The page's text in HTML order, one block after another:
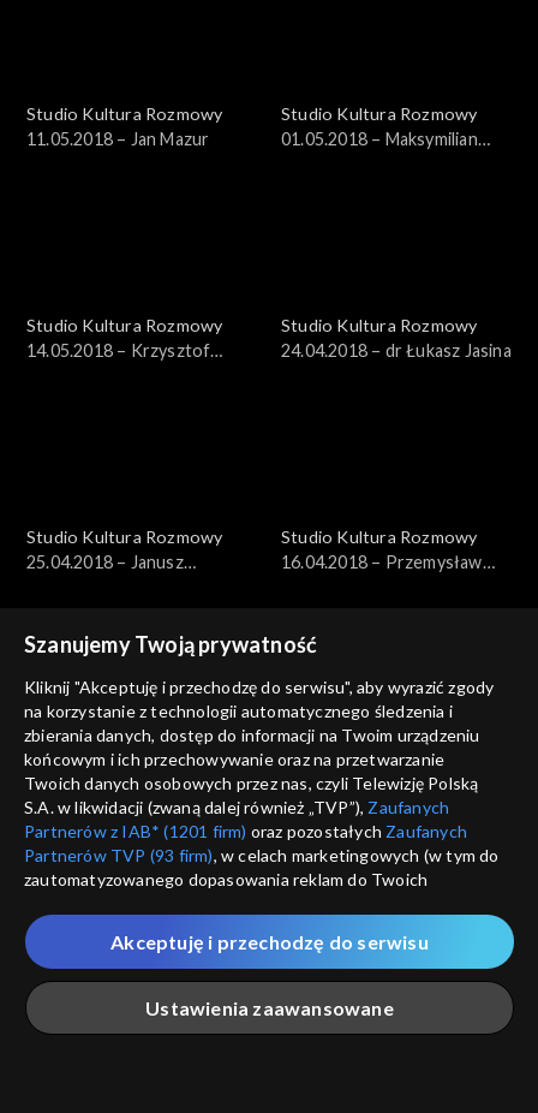
Studio Kultura Rozmowy
11.05.2018 – Jan Mazur
Studio Kultura Rozmowy
01.05.2018 – Maksymilian
Studio Kultura Rozmowy
14.05.2018 – Krzysztof
Studio Kultura Rozmowy
24.04.2018 – dr Łukasz Jasina
Studio Kultura Rozmowy
25.04.2018 – Janusz
Studio Kultura Rozmowy
16.04.2018 – Przemysław
Studio Kultura Rozmowy
23.04.2018 – Paweł Sołtys
Studio Kultura Rozmowy
12.04.2018 – Marcel Andino
Velez
Studio Kultura Rozmowy
13.04.2018, ks. prof.
Waldemar Chrostowski
Studio Kultura Rozmowy
18.04.2018 – Grzegorz
Rogowski i Jan Błaszczak
Szanujemy Twoją prywatność
Kliknij "Akceptuję i przechodzę do serwisu", aby wyrazić zgody
na korzystanie z technologii automatycznego śledzenia i
zbierania danych, dostęp do informacji na Twoim urządzeniu
końcowym i ich przechowywanie oraz na przetwarzanie
Twoich danych osobowych przez nas, czyli Telewizję Polską
S.A. w likwidacji (zwaną dalej również „TVP”), Zaufanych
Partnerów z IAB* (1201 firm) oraz pozostałych Zaufanych
Partnerów TVP (93 firm), w celach marketingowych (w tym do
zautomatyzowanego dopasowania reklam do Twoich
które wskazujemy poniżej, a także zgody na udostępnianie
przez nas identyfikatora PPID do Google.
Twoje dane osobowe zbierane podczas odwiedzania przez
Ciebie naszych
poszczególnych serwisówzwanych dalej
„Portalem”, w tym informacje zapisywane za pomocą
Ustawienia zaawansowane
Akceptuję i przechodzę do serwisu